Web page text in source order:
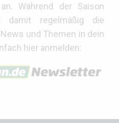
Während der Saison
damit regelmäßig die
und Themen in dein
hier anmelden: